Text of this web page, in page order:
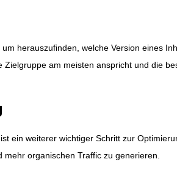
herauszufinden, welche Version eines
am meisten anspricht und die
ein weiterer wichtiger Schritt zur
organischen Traffic zu generieren.